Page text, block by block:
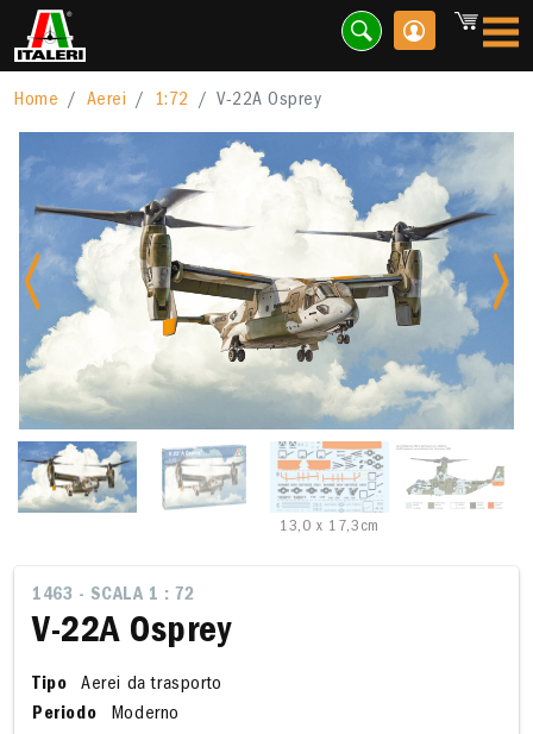
Home Aerei 1:72 V-22A Osprey
Previous
13,0 x 17,3cm
1463 - SCALA 1 : 72
V-22A Osprey
Tipo
Aerei da trasporto
Periodo
Moderno